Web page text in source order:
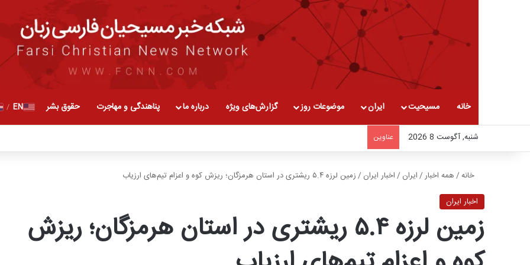
خانه مسیحیت ایران موضوعات روز گزارش‌های ویژه درباره ما پناهندگی و مهاجرت حقوق بشر EN
/
شنبه, آگوست 8 2026 عناوین
خانه/همه اخبار/ایران /اخبار ایران /زمین‌ لرزه ۵.۴ ریشتری در استان هرمزگان؛ ریزش کوه و اعزام تیم‌های ارزیاب
اخبار ایران
زمین‌ لرزه ۵.۴ ریشتری در استان هرمزگان؛ ریزش